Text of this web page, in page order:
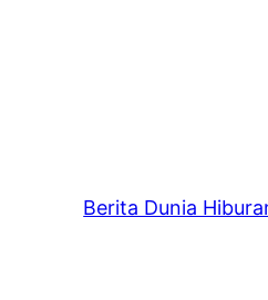
Berita Dunia